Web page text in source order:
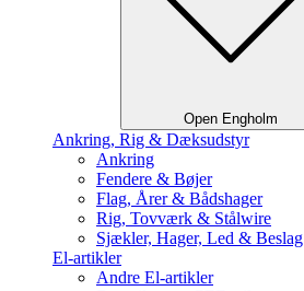
Open Engholm
Ankring, Rig & Dæksudstyr
Ankring
Fendere & Bøjer
Flag, Årer & Bådshager
Rig, Tovværk & Stålwire
Sjækler, Hager, Led & Beslag
El-artikler
Andre El-artikler